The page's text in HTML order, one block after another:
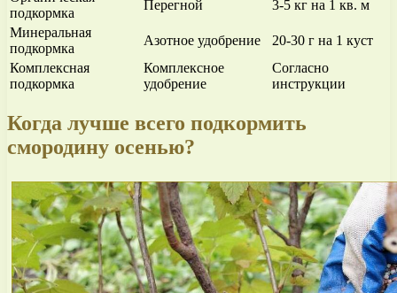
подкормка
Перегной
3-5 кг на 1 кв. м
Минеральная
подкормка
Азотное удобрение
20-30 г на 1 куст
Комплексная
подкормка
Комплексное
удобрение
Согласно
инструкции
Когда лучше всего подкормить
смородину осенью?